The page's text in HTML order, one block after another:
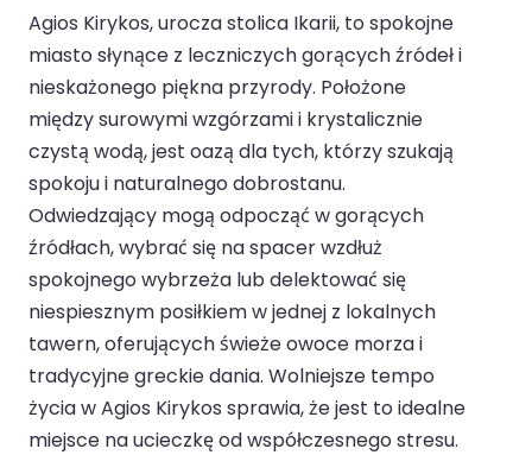
Agios Kirykos, urocza stolica Ikarii, to spokojne
miasto słynące z leczniczych gorących źródeł i
nieskażonego piękna przyrody. Położone
między surowymi wzgórzami i krystalicznie
czystą wodą, jest oazą dla tych, którzy szukają
spokoju i naturalnego dobrostanu.
Odwiedzający mogą odpocząć w gorących
źródłach, wybrać się na spacer wzdłuż
spokojnego wybrzeża lub delektować się
niespiesznym posiłkiem w jednej z lokalnych
tawern, oferujących świeże owoce morza i
tradycyjne greckie dania. Wolniejsze tempo
życia w Agios Kirykos sprawia, że jest to idealne
miejsce na ucieczkę od współczesnego stresu.